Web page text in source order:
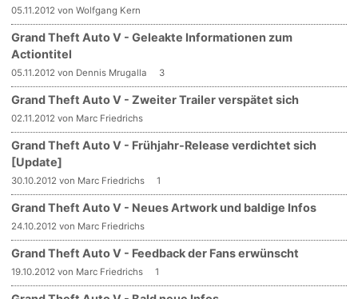
05.11.2012 von Wolfgang Kern
Grand Theft Auto V - Geleakte Informationen zum
Actiontitel
05.11.2012 von Dennis Mrugalla 3
Grand Theft Auto V - Zweiter Trailer verspätet sich
02.11.2012 von Marc Friedrichs
Grand Theft Auto V - Frühjahr-Release verdichtet sich
[Update]
30.10.2012 von Marc Friedrichs 1
Grand Theft Auto V - Neues Artwork und baldige Infos
24.10.2012 von Marc Friedrichs
Grand Theft Auto V - Feedback der Fans erwünscht
19.10.2012 von Marc Friedrichs 1